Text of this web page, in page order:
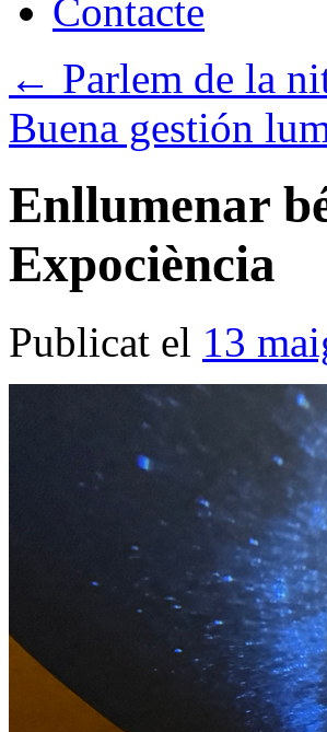
Contacte
← Parlem de la
Buena gestión
Enllumenar
Expociència
Publicat el 13